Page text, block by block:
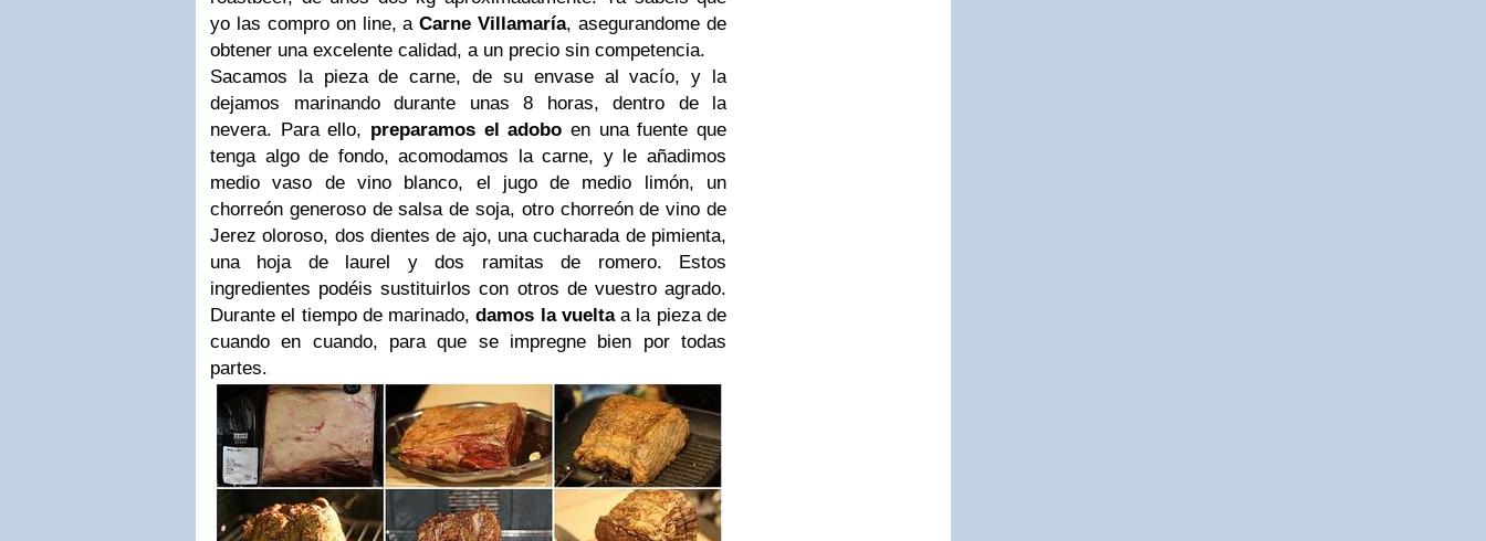
yo las compro on line, aCarne Villamaría, asegurandome de
obtener una excelente calidad, a un precio sin competencia.
Sacamos la pieza de carne, de su envase al vacío, y la
dejamos marinando durante unas 8 horas, dentro de la
nevera. Para ello, preparamos el adobo en una fuente que
tenga algo de fondo, acomodamos la carne, y le añadimos
medio vaso de vino blanco, el jugo de medio limón, un
chorreón generoso de salsa de soja, otro chorreón de vino de
Jerez oloroso, dos dientes de ajo, una cucharada de pimienta,
una hoja de laurel y dos ramitas de romero. Estos
ingredientes podéis sustituirlos con otros de vuestro agrado.
Durante el tiempo de marinado,damos la vueltaa la pieza de
cuando en cuando, para que se impregne bien por todas
partes.